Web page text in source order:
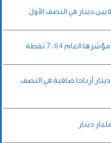
العام 7.64 نقطة
للطاقة تحقق 4.4 مليون دينار أرباحا صافية في النصف